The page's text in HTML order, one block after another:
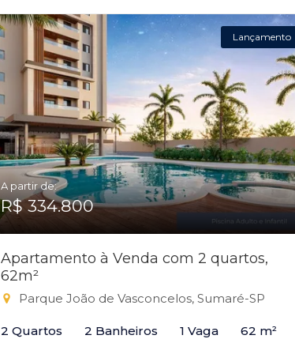
Lançamento
A partir de:
R$ 334.800
Apartamento à Venda com 2 quartos,
62m²
Parque João de Vasconcelos, Sumaré-SP
2 Quartos 2 Banheiros 1 Vaga 62 m²